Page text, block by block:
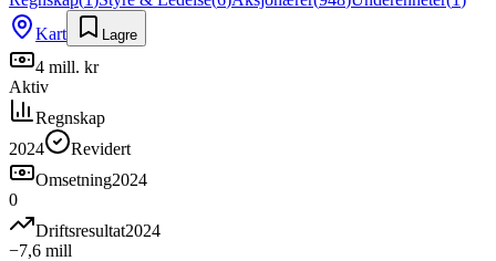
Kart
Lagre
4 mill. kr
Aktiv
Regnskap
2024
Revidert
Omsetning2024
0
Driftsresultat2024
−7,6 mill